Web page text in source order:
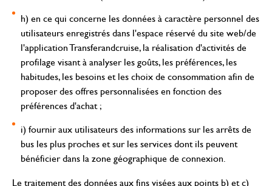
h) en ce qui concerne les données à caractère personnel des
utilisateurs enregistrés dans l'espace réservé du site web/de
l'application Transferandcruise, la réalisation d'activités de
profilage visant à analyser les goûts, les préférences, les
habitudes, les besoins et les choix de consommation afin de
proposer des offres personnalisées en fonction des
préférences d'achat ;
i) fournir aux utilisateurs des informations sur les arrêts de
bus les plus proches et sur les services dont ils peuvent
bénéficier dans la zone géographique de connexion.
Le traitement des données aux fins visées aux points b) et c)